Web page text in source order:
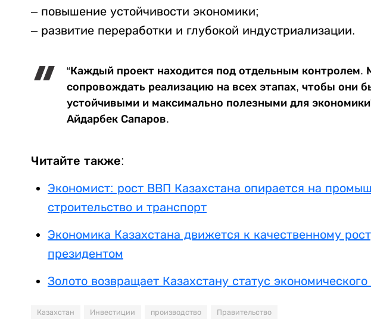
– повышение устойчивости экономики;
– развитие переработки и глубокой индустриализации.
“Каждый проект находится под отдельным контролем.
сопровождать реализацию на всех этапах, чтобы они
устойчивыми и максимально полезными для
Айдарбек Сапаров.
Читайте также:
Экономист: рост ВВП Казахстана опирается на
строительство и транспорт
Экономика Казахстана движется к качественному
президентом
Золото возвращает Казахстану статус
Казахстан Инвестиции производство Правительство